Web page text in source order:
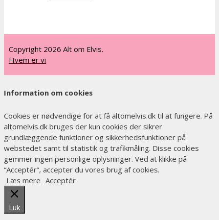
Copyright 2026 Alt om Elvis.
Hvem er vi
Information om cookies
Cookies er nødvendige for at få altomelvis.dk til at fungere. På
altomelvis.dk bruges der kun cookies der sikrer
grundlæggende funktioner og sikkerhedsfunktioner på
webstedet samt til statistik og trafikmåling. Disse cookies
gemmer ingen personlige oplysninger. Ved at klikke på
“Acceptér”, accepter du vores brug af cookies.
Læs mere Acceptér
Luk